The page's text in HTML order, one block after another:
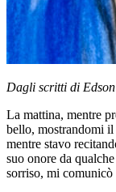
Dagli scritti di
La mattina, mentre
bello, mostrandomi
mentre stavo
suo onore da
sorriso, mi comunicò